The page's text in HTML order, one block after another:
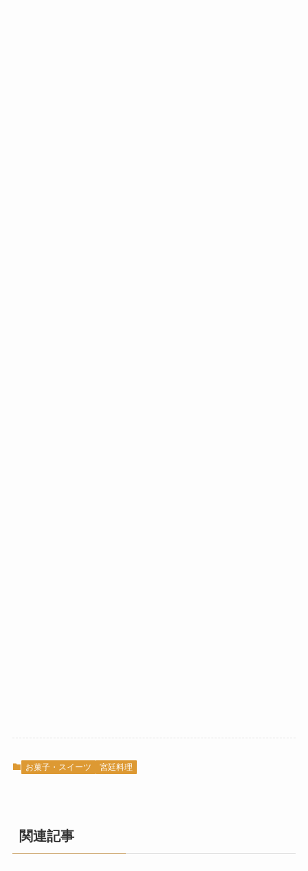
お菓子・スイーツ 宮廷料理
関連記事